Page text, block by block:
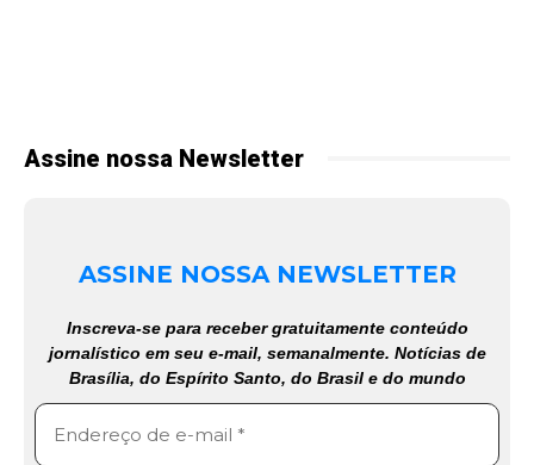
Assine nossa Newsletter
ASSINE NOSSA NEWSLETTER
Inscreva-se para receber gratuitamente conteúdo
jornalístico em seu e-mail, semanalmente. Notícias de
Brasília, do Espírito Santo, do Brasil e do mundo